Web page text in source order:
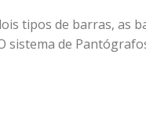
tipos de barras,
de